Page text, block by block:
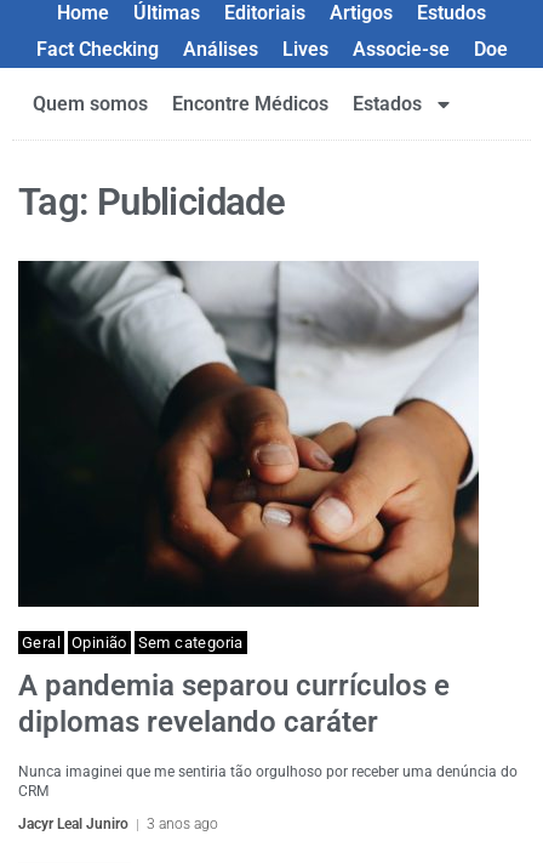
Home Últimas Editoriais Artigos
Estudos
Fact Checking
Análises Lives Associe-se Doe
Quem somos Encontre Médicos Estados
Tag: Publicidade
Geral Opinião Sem categoria
A pandemia separou currículos e
diplomas revelando caráter
Nunca imaginei que me sentiria tão orgulhoso por receber uma denúncia do
CRM
Jacyr Leal Juniro
3 anos ago